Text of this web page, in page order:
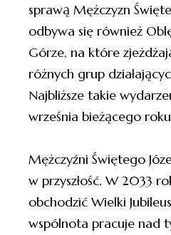
sprawą Mężczyzn
odbywa się również
Górze, na które
różnych grup
Najbliższe takie
września bieżącego
Mężczyźni Świętego
w przyszłość. W 2033
obchodzić Wielki
wspólnota pracuje nad